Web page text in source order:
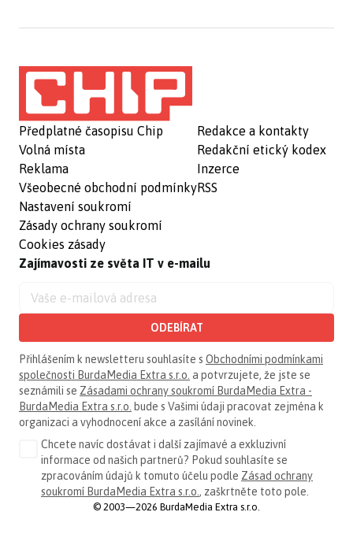
Předplatné časopisu Chip
Volná místa
Reklama
Všeobecné obchodní podmínky
Nastavení soukromí
Zásady ochrany soukromí
Cookies zásady
Redakce a kontakty
Redakční etický kodex
Inzerce
RSS
Zajímavosti ze světa IT v e-mailu
ODEBÍRAT
Přihlášením k newsletteru souhlasíte s Obchodními podmínkami
společnosti BurdaMedia Extra s.r.o. a potvrzujete, že jste se
seznámili se Zásadami ochrany soukromí BurdaMedia Extra -
BurdaMedia Extra s.r.o. bude s Vašimi údaji pracovat zejména k
organizaci a vyhodnocení akce a zasílání novinek.
Chcete navíc dostávat i další zajímavé a exkluzivní
informace od našich partnerů? Pokud souhlasíte se
zpracováním údajů k tomuto účelu podle Zásad ochrany
soukromí BurdaMedia Extra s.r.o. , zaškrtněte toto pole.
© 2003—2026 BurdaMedia Extra s.r.o.